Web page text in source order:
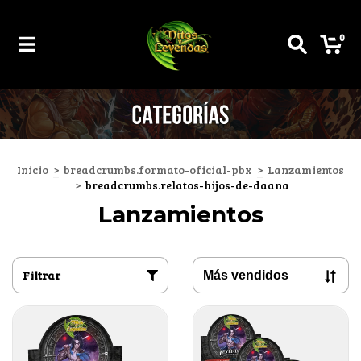
0
Inicio > breadcrumbs.formato-oficial-pbx > Lanzamientos
> breadcrumbs.relatos-hijos-de-daana
Lanzamientos
Filtrar